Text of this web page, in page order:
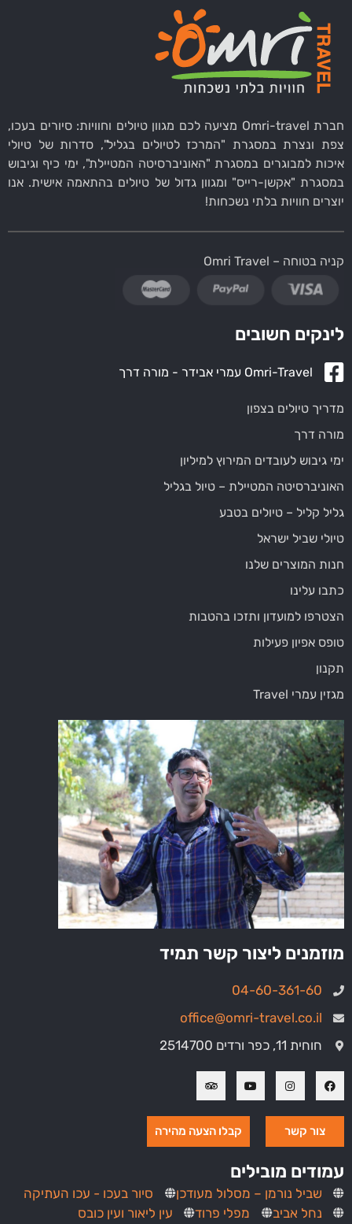
חברת Omri-travel מציעה לכם מגוון טיולים וחוויות: סיורים בעכו,
צפת ונצרת במסגרת "המרכז לטיולים בגליל", סדרות של טיולי
איכות למבוגרים במסגרת "האוניברסיטה המטיילת", ימי כיף וגיבוש
במסגרת "אקשן-רייס" ומגוון גדול של טיולים בהתאמה אישית. אנו
יוצרים חוויות בלתי נשכחות!
קניה בטוחה – Omri Travel
לינקים חשובים
Omri-Travel עמרי אבידר - מורה דרך
מדריך טיולים בצפון
מורה דרך
ימי גיבוש לעובדים המירוץ למיליון
האוניברסיטה המטיילת – טיול בגליל
גליל קליל – טיולים בטבע
טיולי שביל ישראל
חנות המוצרים שלנו
כתבו עלינו
הצטרפו למועדון ותזכו בהטבות
טופס אפיון פעילות
תקנון
מגזין עמרי Travel
מוזמנים ליצור קשר תמיד
04-60-361-60
office@omri-travel.co.il
חוחית 11, כפר ורדים 2514700
צור קשר קבלו הצעה מהירה
עמודים מובילים
שביל נורמן – מסלול מעודכן
סיור בעכו - עכו העתיקה
נחל אביב
מפלי פרוד עין ליאור ועין כובס